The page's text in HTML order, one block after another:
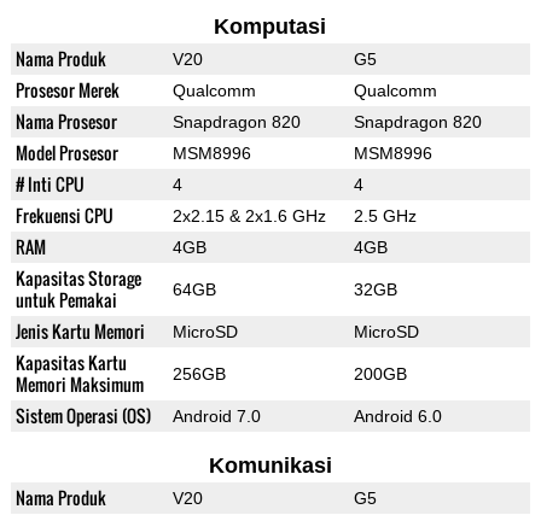
Komputasi
Nama Produk V20 G5
Prosesor Merek Qualcomm Qualcomm
Nama Prosesor Snapdragon 820 Snapdragon 820
Model Prosesor MSM8996 MSM8996
# Inti CPU 4 4
Frekuensi CPU 2x2.15 & 2x1.6 GHz 2.5 GHz
RAM 4GB 4GB
Kapasitas Storage
untuk Pemakai
64GB 32GB
Jenis Kartu Memori MicroSD MicroSD
Kapasitas Kartu
Memori Maksimum
256GB 200GB
Sistem Operasi (OS) Android 7.0 Android 6.0
Komunikasi
Nama Produk V20 G5